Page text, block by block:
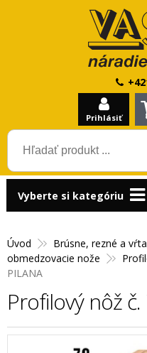
Prihlásiť
Úvod Brúsne, rezné a
obmedzovacie nože
PILANA
Profilový nôž č.
Vyberte si kategóriu